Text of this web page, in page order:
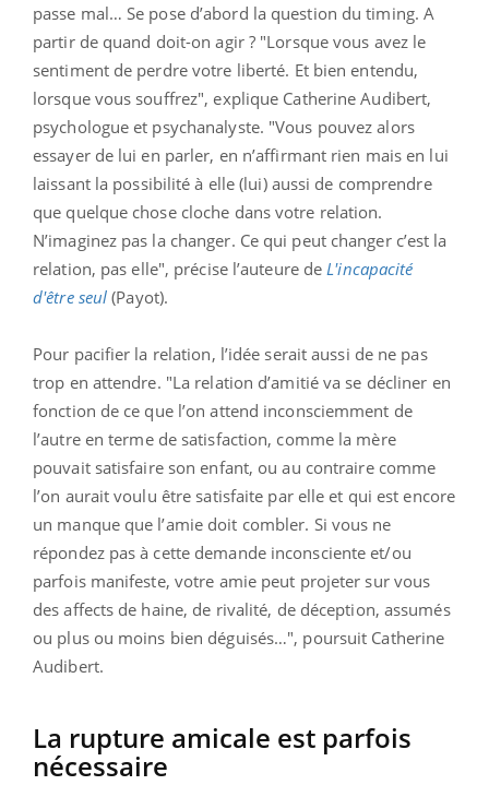
passe mal… Se pose d’abord la question du timing. A
partir de quand doit-on agir ? "Lorsque vous avez le
sentiment de perdre votre liberté. Et bien entendu,
lorsque vous souffrez", explique Catherine Audibert,
psychologue et psychanalyste. "Vous pouvez alors
essayer de lui en parler, en n’affirmant rien mais en lui
laissant la possibilité à elle (lui) aussi de comprendre
que quelque chose cloche dans votre relation.
N’imaginez pas la changer. Ce qui peut changer c’est la
relation, pas elle", précise l’auteure de L'incapacité
d'être seul (Payot).
Pour pacifier la relation, l’idée serait aussi de ne pas
trop en attendre. "La relation d’amitié va se décliner en
fonction de ce que l’on attend inconsciemment de
l’autre en terme de satisfaction, comme la mère
pouvait satisfaire son enfant, ou au contraire comme
l’on aurait voulu être satisfaite par elle et qui est encore
un manque que l’amie doit combler. Si vous ne
répondez pas à cette demande inconsciente et/ou
parfois manifeste, votre amie peut projeter sur vous
des affects de haine, de rivalité, de déception, assumés
ou plus ou moins bien déguisés…", poursuit Catherine
Audibert.
La rupture amicale est parfois
nécessaire